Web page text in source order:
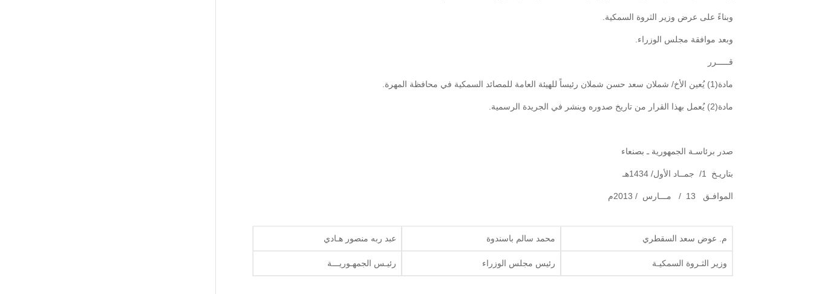
وبناءً على عرض وزير الثروة السمكية.
وبعد موافقة مجلس الوزراء.
قـــــرر
مادة(1) يُعين الأخ/ شملان سعد حسن شملان رئيساً للهيئة العامة للمصائد السمكية في محافظة المهرة.
مادة(2) يُعمل بهذا القرار من تاريخ صدوره وينشر في الجريدة الرسمية.
صدر برئاسـة الجمهورية ـ بصنعاء
بتاريـخ 1/ جمــاد الأول/ 1434هـ
الموافـق 13 / مـــارس / 2013م
م. عوض سعد السقطري محمد سالم باسندوة عبد ربه منصور هـادي
وزير الثـروة السمكيـة رئيس مجلس الوزراء رئيـس الجمهـوريـــة